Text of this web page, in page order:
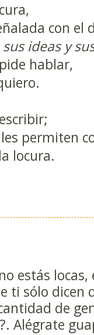
con el
ideas y
hablar,
permiten
locura.
estás
ti sólo dicen
de
Alégrate